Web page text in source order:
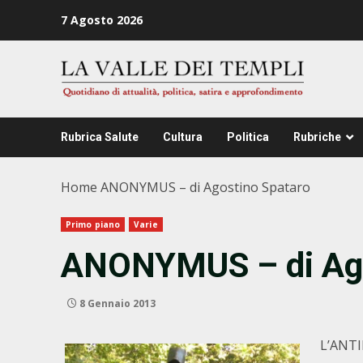
7 Agosto 2026
Rubrica Salute Cultura Politica Rubriche
Home ANONYMUS – di Agostino Spataro
Primo piano Varie
ANONYMUS – di
8 Gennaio 2013